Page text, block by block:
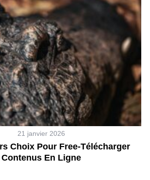
21 janvier 2026
Choix Pour Free-Télécharger
Contenus En Ligne